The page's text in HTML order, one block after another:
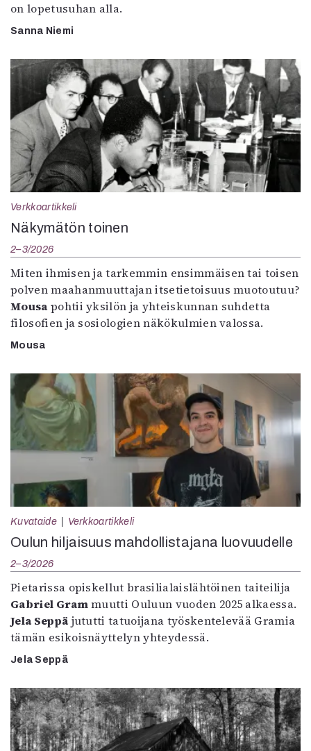
on lopetusuhan alla.
Sanna Niemi
Verkkoartikkeli
Näkymätön toinen
2–3/2026
Miten ihmisen ja tarkemmin ensimmäisen tai toisen
polven maahanmuuttajan itsetietoisuus muotoutuu?
Mousa pohtii yksilön ja yhteiskunnan suhdetta
filosofien ja sosiologien näkökulmien valossa.
Mousa
Kuvataide Verkkoartikkeli
Oulun hiljaisuus mahdollistajana luovuudelle
2–3/2026
Pietarissa opiskellut brasilialaislähtöinen taiteilija
Gabriel Grammuutti Ouluun vuoden 2025 alkaessa.
Jela Seppä jututti tatuoijana työskentelevää Gramia
tämän esikoisnäyttelyn yhteydessä.
Jela Seppä